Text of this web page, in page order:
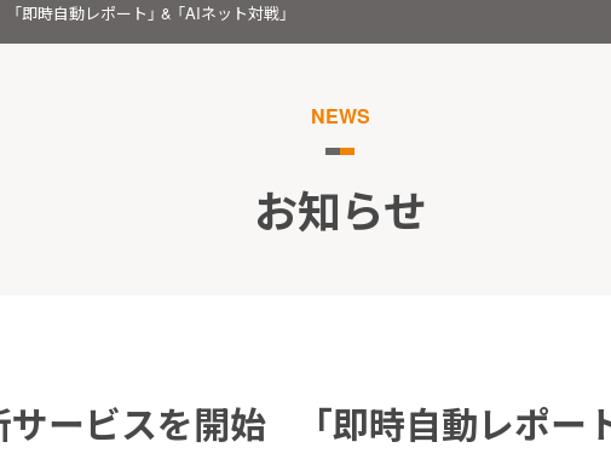
時自動レポート」 & 「AIネット対戦」
NEWS
お知らせ
ービスを開始 「即時自動レポー